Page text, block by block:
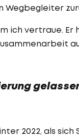
Wegbegleiter
ich vertraue.
2022, als